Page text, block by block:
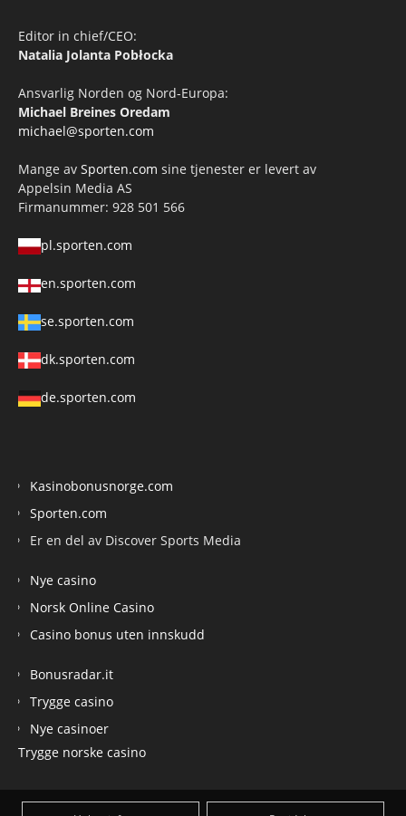
Editor in chief/CEO:
Natalia Jolanta Pobłocka
Ansvarlig Norden og Nord-Europa:
Michael Breines Oredam
michael@sporten.com
Mange av Sporten.com sine tjenester er levert av
Appelsin Media AS
Firmanummer: 928 501 566
pl.sporten.com
en.sporten.com
se.sporten.com
dk.sporten.com
de.sporten.com
Kasinobonusnorge.com
Sporten.com
Er en del av Discover Sports Media
Nye casino
Norsk Online Casino
Casino bonus uten innskudd
Bonusradar.it
Trygge casino
Nye casinoer
Trygge norske casino